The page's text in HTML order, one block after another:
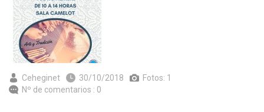
Ceheginet 30/10/2018
Fotos: 1
Nº de comentarios : 0